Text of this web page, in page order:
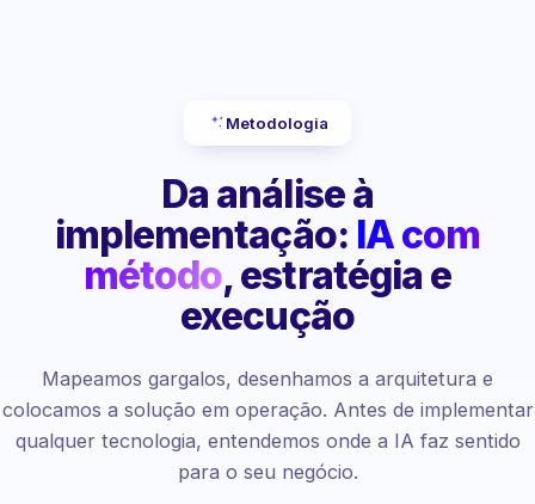
Metodologia
Da análise à
implementação: IA com
método, estratégia e
execução
Mapeamos gargalos, desenhamos a arquitetura e
colocamos a solução em operação. Antes de implementar
qualquer tecnologia, entendemos onde a IA faz sentido
para o seu negócio.